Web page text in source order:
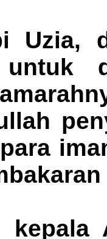
Uzia,
untuk
kepala